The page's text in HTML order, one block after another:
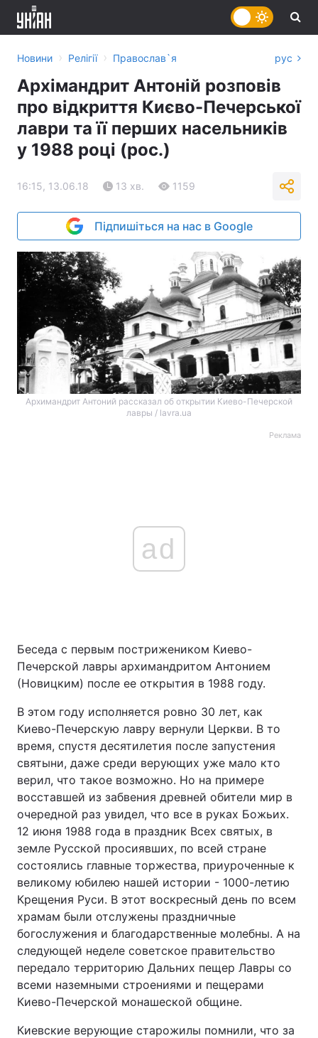
Україна Політика
Економіка Світ
Техно і зв'язок Лайт
Зброя Інциденти
Здоров'я Туризм
Цікавинки Погода
Екологія Регіони
Новини › Релігії › Православ`я рус
Архімандрит Антоній розповів
про відкриття Києво-Печерської
лаври та її перших насельників
у 1988 році (рос.)
16:15, 13.06.18 13 хв. 1159
Підпишіться на нас в Google
Архимандрит Антоний рассказал об открытии Киево-Печерской
лавры / lavra.ua
Реклама
ad
Беседа с первым пострижеником Киево-
Печерской лавры архимандритом Антонием
(Новицким) после ее открытия в 1988 году.
В этом году исполняется ровно 30 лет, как
Киево-Печерскую лавру вернули Церкви. В то
время, спустя десятилетия после запустения
святыни, даже среди верующих уже мало кто
верил, что такое возможно. Но на примере
восставшей из забвения древней обители мир в
очередной раз увидел, что все в руках Божьих.
12 июня 1988 года в праздник Всех святых, в
земле Русской просиявших, по всей стране
состоялись главные торжества, приуроченные к
великому юбилею нашей истории - 1000-летию
Крещения Руси. В этот воскресный день по всем
храмам были отслужены праздничные
богослужения и благодарственные молебны. А на
следующей неделе советское правительство
передало территорию Дальних пещер Лавры со
всеми наземными строениями и пещерами
Киево-Печерской монашеской общине.
Киевские верующие старожилы помнили, что за